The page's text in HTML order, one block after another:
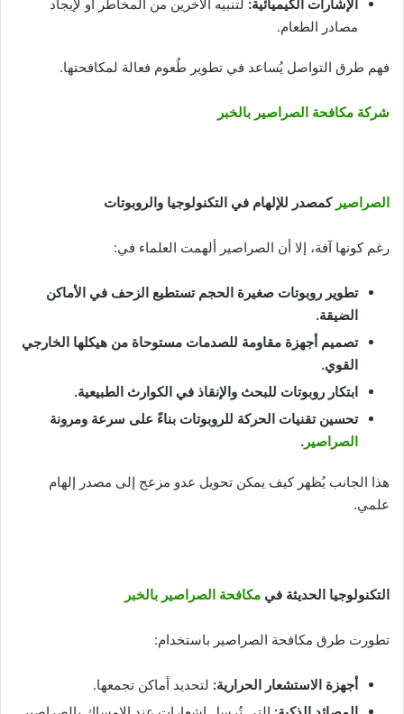
الإشارات الكيميائية: لتنبيه الآخرين من المخاطر أو لإيجاد
مصادر الطعام.
فهم طرق التواصل يُساعد في تطوير طُعوم فعالة لمكافحتها.
شركة مكافحة الصراصير بالخبر
الصراصير كمصدر للإلهام في التكنولوجيا والروبوتات
رغم كونها آفة، إلا أن الصراصير ألهمت العلماء في:
تطوير روبوتات صغيرة الحجم تستطيع الزحف في الأماكن
الضيقة.
تصميم أجهزة مقاومة للصدمات مستوحاة من هيكلها الخارجي
القوي.
ابتكار روبوتات للبحث والإنقاذ في الكوارث الطبيعية.
تحسين تقنيات الحركة للروبوتات بناءً على سرعة ومرونة
الصراصير .
هذا الجانب يُظهر كيف يمكن تحويل عدو مزعج إلى مصدر إلهام
علمي.
التكنولوجيا الحديثة في مكافحة الصراصير بالخبر
تطورت طرق مكافحة الصراصير باستخدام:
أجهزة الاستشعار الحرارية: لتحديد أماكن تجمعها.